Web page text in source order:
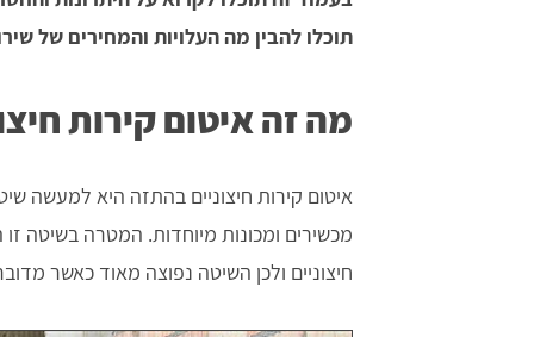
תוכלו להבין מה העלויות והמחירים של
מה זה איטום קירות
איטום קירות חיצוניים בהתזה היא למעשה
מכשירים ומכונות מיוחדות. המטרה בשיטה
חיצוניים ולכן השיטה נפוצה מאוד כאשר